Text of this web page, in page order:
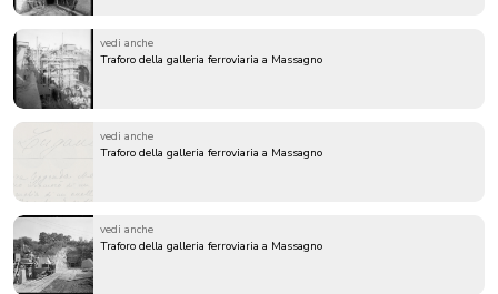
vedi anche
Traforo della galleria ferroviaria a Massagno
vedi anche
Traforo della galleria ferroviaria a Massagno
vedi anche
Traforo della galleria ferroviaria a Massagno